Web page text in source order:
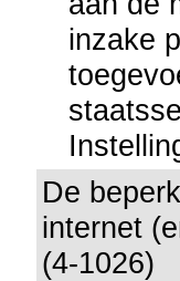
inzake
De
internet
(4-1026)